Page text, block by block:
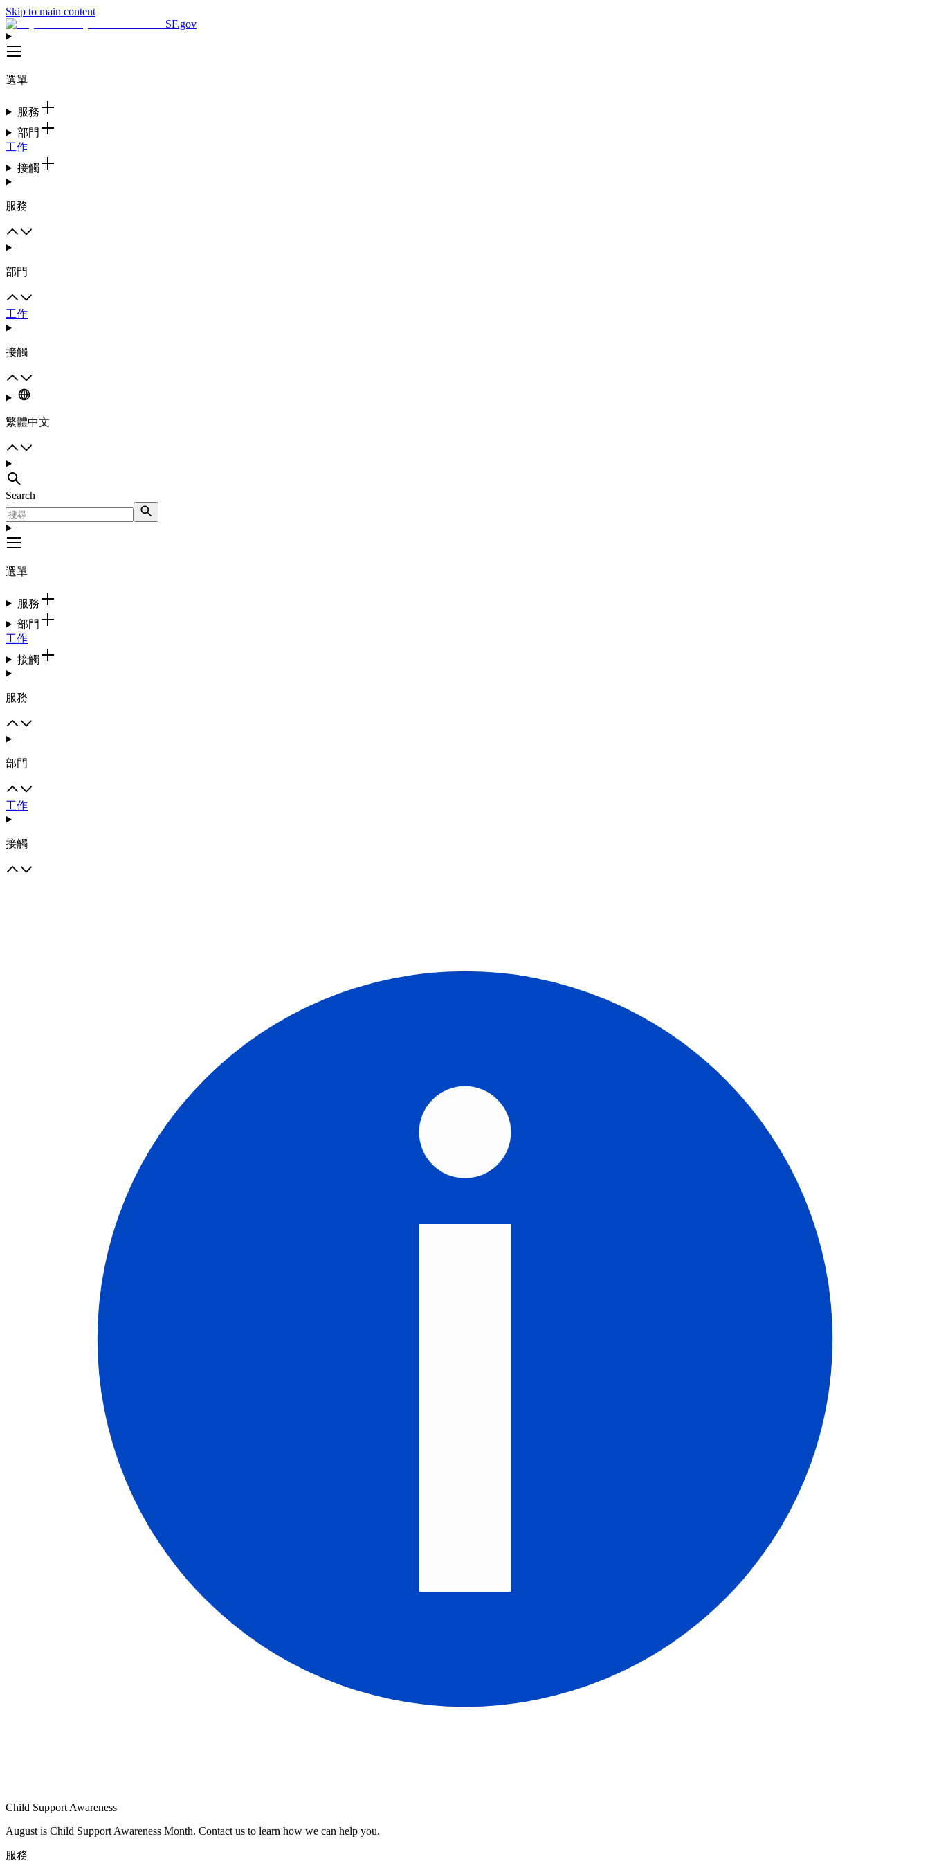
Skip to main content
SF.gov
選單
服務
部門
工作
接觸
服務
部門
工作
接觸
繁體中文
Search
選單
服務
部門
工作
接觸
服務
部門
工作
接觸
Child Support Awareness
August is Child Support Awareness Month. Contact us to learn how we can help you.
服務